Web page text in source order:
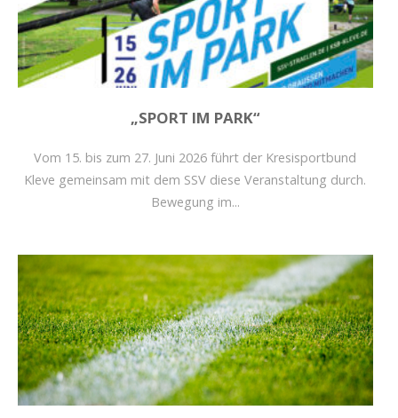
„SPORT IM PARK“
Vom 15. bis zum 27. Juni 2026 führt der Kresisportbund
Kleve gemeinsam mit dem SSV diese Veranstaltung durch.
Bewegung im...